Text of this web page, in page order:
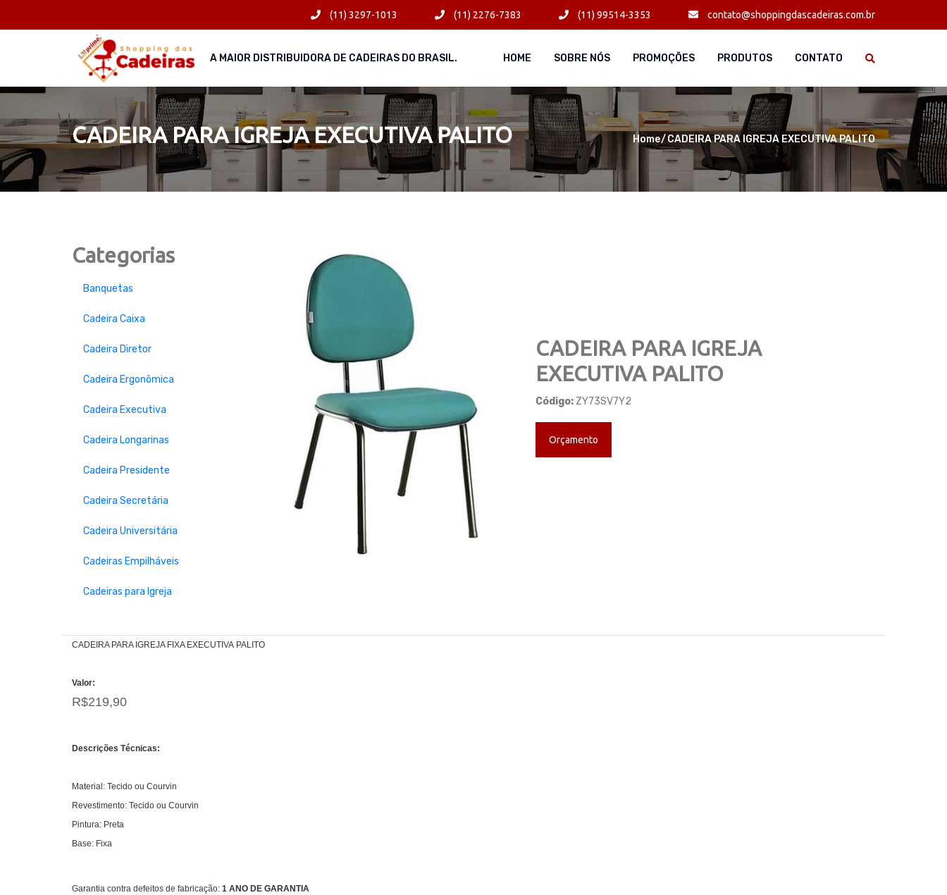
(11) 3297-1013 (11) 2276-7383 (11) 99514-3353 contato@shoppingdascadeiras.com.br
A MAIOR DISTRIBUIDORA DE CADEIRAS DO BRASIL. HOME SOBRE NÓS PROMOÇÕES PRODUTOS CONTATO
CADEIRA PARA IGREJA EXECUTIVA PALITO Home CADEIRA PARA IGREJA EXECUTIVA PALITO
Categorias
Banquetas
Cadeira Caixa
Cadeira Diretor
Cadeira Ergonômica
Cadeira Executiva
Cadeira Longarinas
Cadeira Presidente
Cadeira Secretária
Cadeira Universitária
Cadeiras Empilháveis
Cadeiras para Igreja
Previous
CADEIRA PARA IGREJA
EXECUTIVA PALITO
Código: ZY73SV7Y2
Orçamento
CADEIRA PARA IGREJA FIXA EXECUTIVA PALITO
Valor:
R$219,90
Descrições Técnicas:
Material: Tecido ou Courvin
Revestimento: Tecido ou Courvin
Pintura: Preta
Base: Fixa
Garantia contra defeitos de fabricação: 1 ANO DE GARANTIA